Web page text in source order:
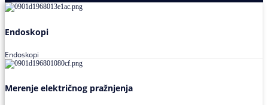
Endoskopi
Endoskopi
Merenje električnog pražnjenja